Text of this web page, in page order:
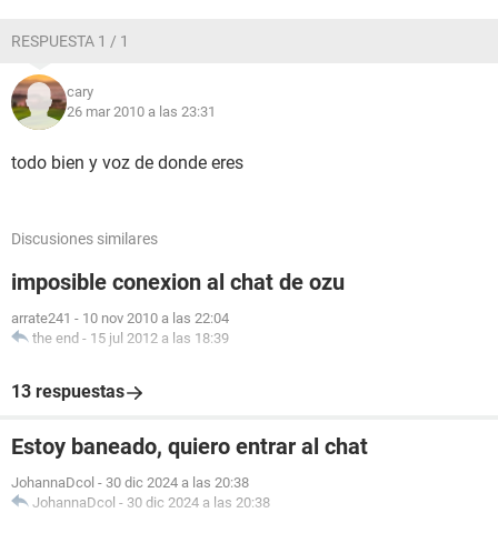
RESPUESTA 1 / 1
cary
26 mar 2010 a las 23:31
todo bien y voz de donde eres
Discusiones similares
imposible conexion al chat de ozu
arrate241 - 10 nov 2010 a las 22:04
the end - 15 jul 2012 a las 18:39
13 respuestas
Estoy baneado, quiero entrar al chat
JohannaDcol - 30 dic 2024 a las 20:38
JohannaDcol - 30 dic 2024 a las 20:38